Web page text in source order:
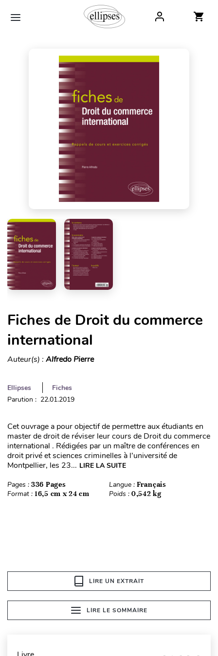
Fiches de Droit du commerce
international
Auteur(s) : Alfredo Pierre
Ellipses
Fiches
Parution : 22.01.2019
Cet ouvrage a pour objectif de permettre aux étudiants en
master de droit de réviser leur cours de Droit du commerce
international . Rédigées par un maître de conférences en
droit privé et sciences criminelles à l’université de
Montpellier, les 23... LIRE LA SUITE
Pages : 336 Pages Langue : Français
Format : 16,5 cm x 24 cm Poids : 0,542 kg
LIRE UN EXTRAIT
LIRE LE SOMMAIRE